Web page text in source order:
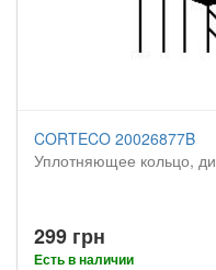
CORTECO 20026877B
Уплотняющее кольцо,
299 грн
Есть в наличии